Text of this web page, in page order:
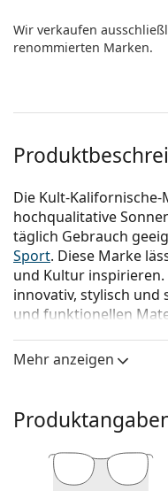
Wir verkaufen
renommierten Marken.
Die Kult-
hochqualitative
täglich Gebrauch
Sport. Diese Marke
und Kultur
innovativ, stylisch und
und funktionellen
Oakley Lateralis OO
für Männer.
können Sie
Sonnenbrille
Brillenfassung
Mehr anzeigen